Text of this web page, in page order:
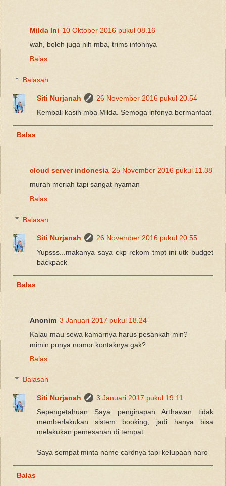
Milda Ini 10 Oktober 2016 pukul 08.16
wah, boleh juga nih mba, trims infohnya
Balas
Balasan
Siti Nurjanah
26 November 2016 pukul 20.54
Kembali kasih mba Milda. Semoga infonya bermanfaat
Balas
cloud server indonesia 25 November 2016 pukul 11.38
murah meriah tapi sangat nyaman
Balas
Balasan
Siti Nurjanah
26 November 2016 pukul 20.55
Yupsss...makanya saya ckp rekom tmpt ini utk budget
backpack
Balas
Anonim 3 Januari 2017 pukul 18.24
Kalau mau sewa kamarnya harus pesankah min?
mimin punya nomor kontaknya gak?
Balas
Balasan
Siti Nurjanah
3 Januari 2017 pukul 19.11
Sepengetahuan Saya penginapan Arthawan tidak
memberlakukan sistem booking, jadi hanya bisa
melakukan pemesanan di tempat
Saya sempat minta name cardnya tapi kelupaan naro
Balas